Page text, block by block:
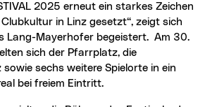
2025 erneut ein starkes Zeichen
in Linz gesetzt“, zeigt sich
Lang-Mayerhofer begeistert. Am 30.
sich der Pfarrplatz, die
sechs weitere Spielorte in ein
bei freiem Eintritt.